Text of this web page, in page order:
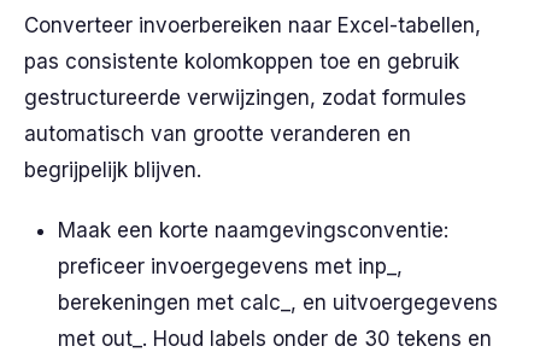
Converteer invoerbereiken naar Excel-tabellen,
pas consistente kolomkoppen toe en gebruik
gestructureerde verwijzingen, zodat formules
automatisch van grootte veranderen en
begrijpelijk blijven.
Maak een korte naamgevingsconventie:
preficeer invoergegevens met inp_,
berekeningen met calc_, en uitvoergegevens
met out_. Houd labels onder de 30 tekens en